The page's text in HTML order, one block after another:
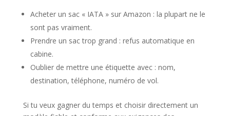
Acheter un sac « IATA » sur Amazon : la plupart ne le
sont pas vraiment.
Prendre un sac trop grand : refus automatique en
cabine.
Oublier de mettre une étiquette avec : nom,
destination, téléphone, numéro de vol.
Si tu veux gagner du temps et choisir directement un